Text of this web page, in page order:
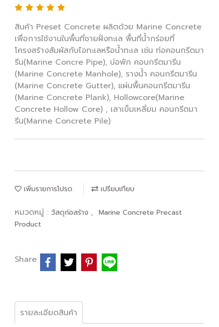
สินค้า Preset Concrete ผลิตด้วย Marine Concrete
เพื่อการใช้งานในพื้นที่ชายฝั่งทะเล พื้นที่น้ำกร่อยที่
โครงสร้างสัมผัสกับไอทะเลหรือน้ำทะเล เช่น ท่อคอนกรีตมา
รีน(Marine Concre Pipe), บ่อพัก คอนกรีตมารีน
(Marine Concrete Manhole), รางน้ำ คอนกรีตมารีน
(Marine Concrete Gutter), แผ่นพื้นคอนกรีตมารีน
(Marine Concrete Plank), Hollowcore(Marine
Concrete Hollow Core) , เสาเข็มเหลี่ยม คอนกรีตมา
รีน(Marine Concrete Pile)
เพิ่มรายการโปรด เปรียบเทียบ
หมวดหมู่ : วัสดุก่อสร้าง , Marine Concrete Precast
Product
Share
รายละเอียดสินค้า